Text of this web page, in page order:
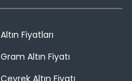
Altın Fiyatları
Gram Altın Fiyatı